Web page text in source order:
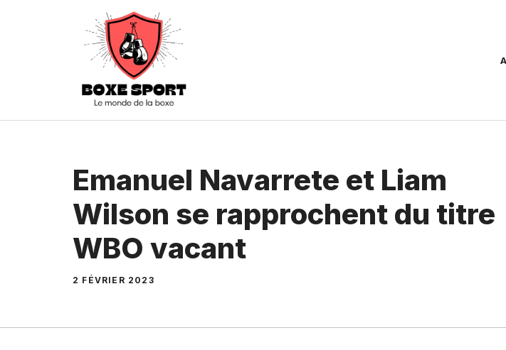
Emanuel Navarrete et Liam
Wilson se rapprochent du titre
WBO vacant
2 FÉVRIER 2023